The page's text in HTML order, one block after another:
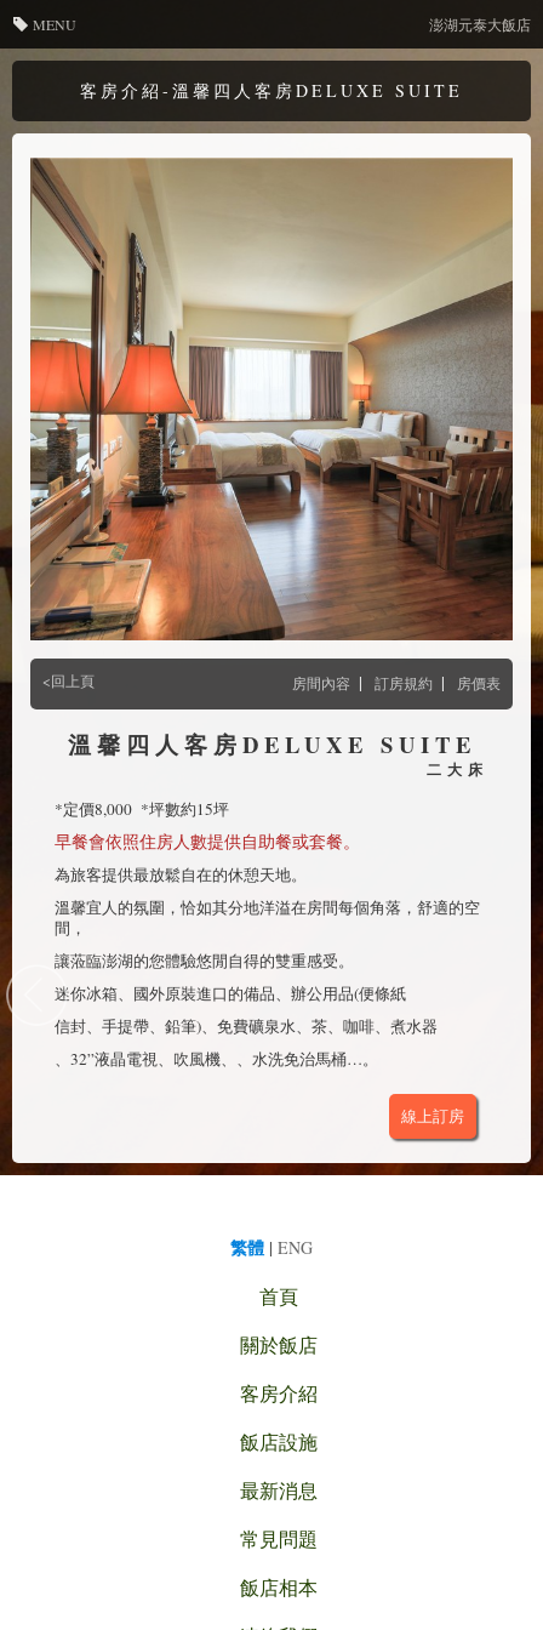
客房介紹-溫馨四人客房DELUXE SUITE
<回上頁 房間內容 | 訂房規約 | 房價表
溫馨四人客房DELUXE SUITE
二大床
*定價8,000 *坪數約15坪
早餐會依照住房人數提供自助餐或套餐。
為旅客提供最放鬆自在的休憩天地。
溫馨宜人的氛圍，恰如其分地洋溢在房間每個角落，舒適的空
間，
讓蒞臨澎湖的您體驗悠閒自得的雙重感受。
迷你冰箱、國外原裝進口的備品、辦公用品(便條紙
信封、手提帶、鉛筆)、免費礦泉水、茶、咖啡、煮水器
、32”液晶電視、吹風機、、水洗免治馬桶…。
線上訂房
繁體 | ENG
首頁
關於飯店
客房介紹
飯店設施
最新消息
常見問題
飯店相本
MENU 澎湖元泰大飯店